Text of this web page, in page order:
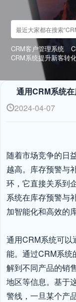
CRM客户管理系统
CRM系统提升新客转
通用CRM系统
2024-04-07
随着市场竞争的日
越高。库存预警与
环，它直接关系到
系统在库存预警与
加智能化和高效的
通用CRM系统可以
能。通过CRM系统
解到不同产品的销
地区等信息。基于
警线，一旦某个产